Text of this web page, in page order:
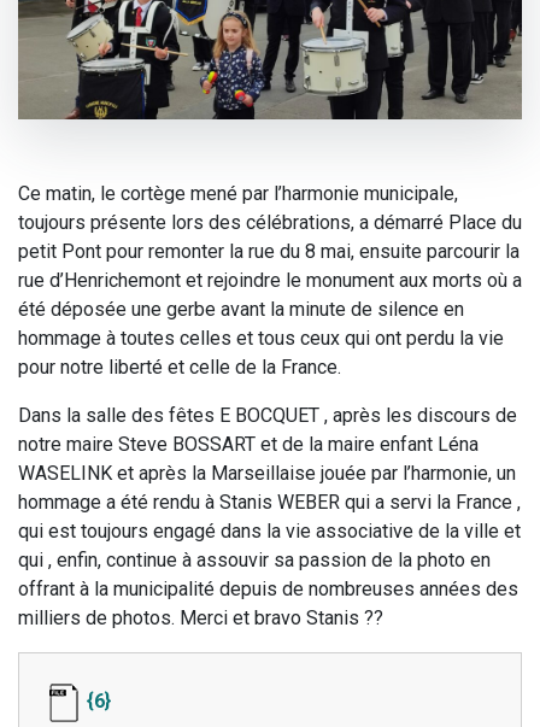
Ce matin, le cortège mené par l’harmonie municipale,
toujours présente lors des célébrations, a démarré Place du
petit Pont pour remonter la rue du 8 mai, ensuite parcourir la
rue d’Henrichemont et rejoindre le monument aux morts où a
été déposée une gerbe avant la minute de silence en
hommage à toutes celles et tous ceux qui ont perdu la vie
pour notre liberté et celle de la France.
Dans la salle des fêtes E BOCQUET , après les discours de
notre maire Steve BOSSART et de la maire enfant Léna
WASELINK et après la Marseillaise jouée par l’harmonie, un
hommage a été rendu à Stanis WEBER qui a servi la France ,
qui est toujours engagé dans la vie associative de la ville et
qui , enfin, continue à assouvir sa passion de la photo en
offrant à la municipalité depuis de nombreuses années des
milliers de photos. Merci et bravo Stanis ??
{6}